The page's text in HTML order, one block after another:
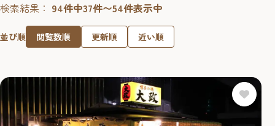
検索結果： 94件中37件〜54件表示中
並び順 閲覧数順 更新順 近い順